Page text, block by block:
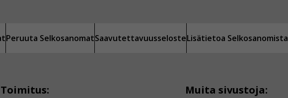
Peruuta SelkosanomatSaavutettavuusselosteLisätietoa Selkosanomista
Toimitus: Muita sivustoja: